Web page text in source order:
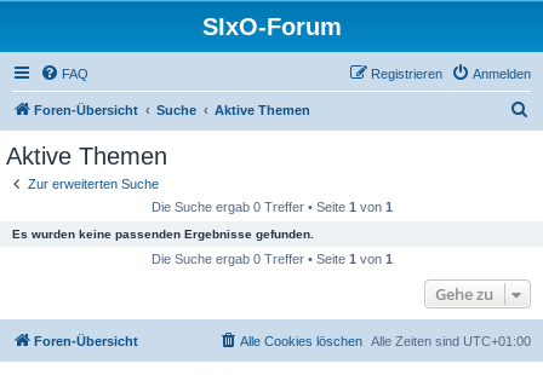
SIxO-Forum
FAQ Anmelden
Registrieren
Foren-Übersicht Suche Aktive Themen
Aktive Themen
Zur erweiterten Suche
Die Suche ergab 0 Treffer • Seite 1 von 1
Es wurden keine passenden Ergebnisse gefunden.
Die Suche ergab 0 Treffer • Seite 1 von 1
Gehe zu
Foren-Übersicht Alle Zeiten sind UTC+01:00
Alle Cookies löschen